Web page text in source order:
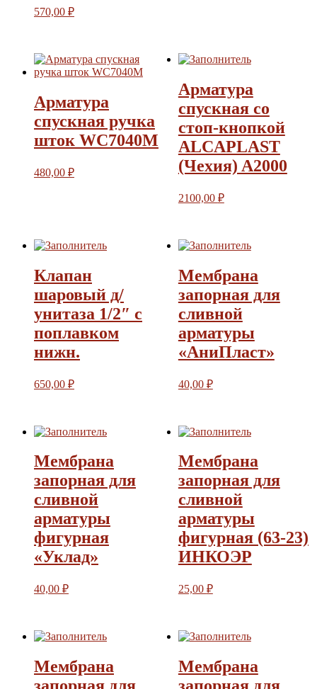
570,00 ₽
Арматура
спускная ручка
шток WC7040M
480,00 ₽
Арматура
спускная со
стоп-кнопкой
ALCAPLAST
(Чехия) A2000
2100,00 ₽
Клапан
шаровый д/
унитаза 1/2″ с
поплавком
нижн.
650,00 ₽
Мембрана
запорная для
сливной
арматуры
«АниПласт»
40,00 ₽
Мембрана
запорная для
сливной
арматуры
фигурная
«Уклад»
40,00 ₽
Мембрана
запорная для
сливной
арматуры
фигурная (63-23)
ИНКОЭР
25,00 ₽
Мембрана
Мембрана